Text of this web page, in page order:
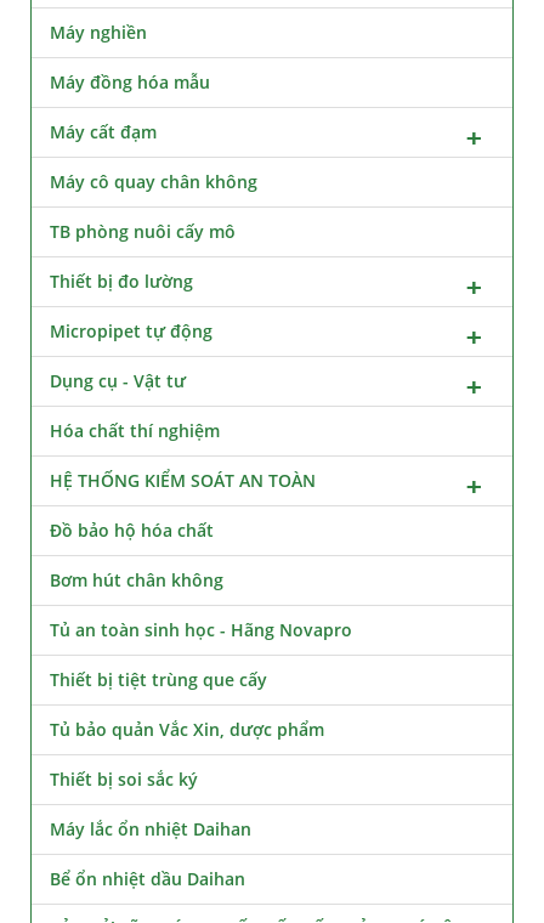
Máy nghiền
Máy đồng hóa mẫu
Máy cất đạm
Máy cô quay chân không
TB phòng nuôi cấy mô
Thiết bị đo lường
Micropipet tự động
Dụng cụ - Vật tư
Hóa chất thí nghiệm
HỆ THỐNG KIỂM SOÁT AN TOÀN
Đồ bảo hộ hóa chất
Bơm hút chân không
Tủ an toàn sinh học - Hãng Novapro
Thiết bị tiệt trùng que cấy
Tủ bảo quản Vắc Xin, dược phẩm
Thiết bị soi sắc ký
Máy lắc ổn nhiệt Daihan
Bể ổn nhiệt dầu Daihan